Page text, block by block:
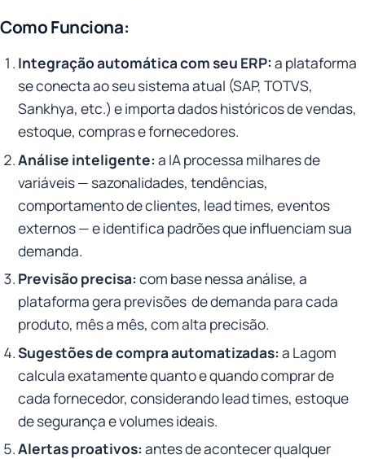
Como Funciona:
Integração automática com seu ERP: a plataforma
se conecta ao seu sistema atual (SAP, TOTVS,
Sankhya, etc.) e importa dados históricos de vendas,
estoque, compras e fornecedores.
Análise inteligente: a IA processa milhares de
variáveis — sazonalidades, tendências,
comportamento de clientes, lead times, eventos
externos — e identifica padrões que influenciam sua
demanda.
Previsão precisa: com base nessa análise, a
plataforma gera previsões de demanda para cada
produto, mês a mês, com alta precisão.
Sugestões de compra automatizadas: a Lagom
calcula exatamente quanto e quando comprar de
cada fornecedor, considerando lead times, estoque
de segurança e volumes ideais.
Alertas proativos: antes de acontecer qualquer